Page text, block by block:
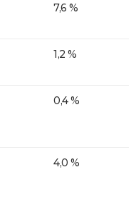
7,6 %
1,2 %
0,4 %
4,0 %